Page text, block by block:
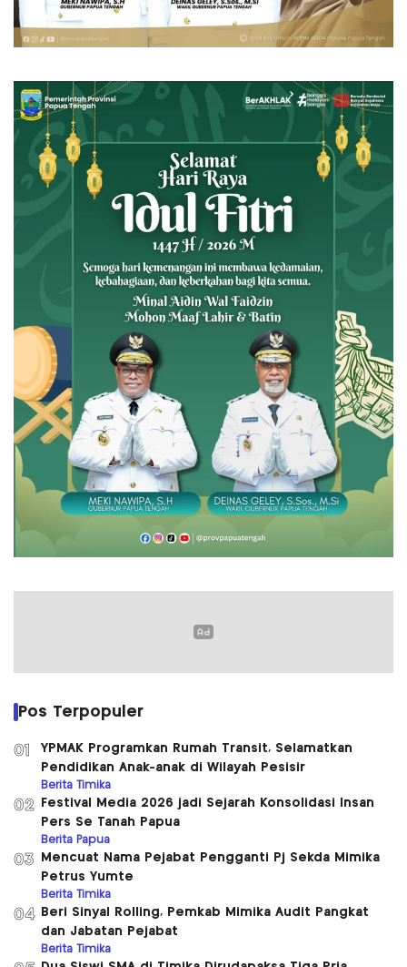
Pos Terpopuler
01
YPMAK Programkan Rumah Transit, Selamatkan
Pendidikan Anak-anak di Wilayah Pesisir
Berita Timika
02
Festival Media 2026 jadi Sejarah Konsolidasi Insan
Pers Se Tanah Papua
Berita Papua
03
Mencuat Nama Pejabat Pengganti Pj Sekda Mimika
Petrus Yumte
Berita Timika
04
Beri Sinyal Rolling, Pemkab Mimika Audit Pangkat
dan Jabatan Pejabat
Berita Timika